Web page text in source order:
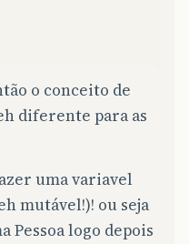
o conceito de
diferente para as
uma variavel
mutável!)! ou seja
Pessoa logo depois